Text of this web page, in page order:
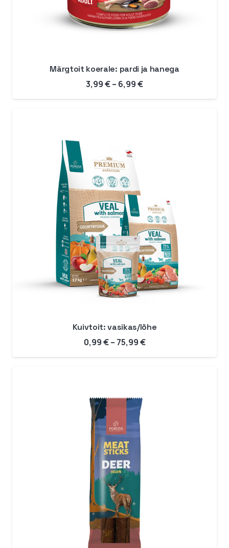
Märgtoit koerale: pardi ja hanega
3,99€– 6,99€Hinnavahemik:
3,99 €
Kuivtoit: vasikas/lõhe
0,99€ – 75,99€Hinnavahemik:
0,99 €